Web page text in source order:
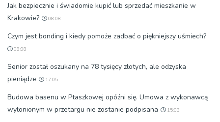
Jak bezpiecznie i świadomie kupić lub sprzedać mieszkanie w
Krakowie?
08:08
Czym jest bonding i kiedy pomoże zadbać o piękniejszy uśmiech?
08:08
Senior został oszukany na 78 tysięcy złotych, ale odzyska
pieniądze
17:05
Budowa basenu w Ptaszkowej opóźni się. Umowa z wykonawcą
wyłonionym w przetargu nie zostanie podpisana
15:03